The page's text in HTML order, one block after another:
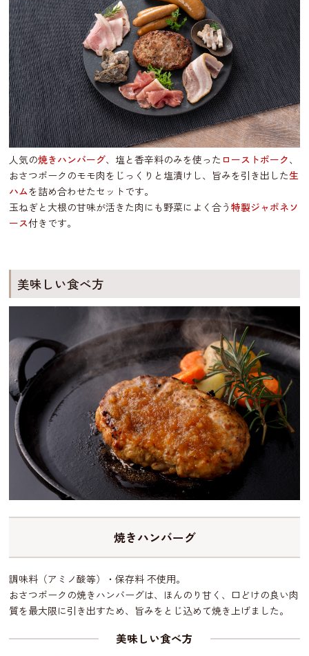
人気の焼きハンバーグ、塩と香辛料のみを使った ローストポーク、
おさつポークのモモ肉をじっくりと塩漬けし、旨みを引き出した生
ハムを詰め合わせたセットです。
玉ねぎと大根の甘味が活きた肉にも野菜によく合う特製ジャポネソ
ース付きです。
美味しい食べ方
焼きハンバーグ
調味料（アミノ酸等）・保存料 不使用。
おさつポークの焼きハンバーグは、ほんのり甘く、口どけの良い肉
質を最大限に引き出すため、旨みをとじ込めて焼き上げました。
美味しい食べ方